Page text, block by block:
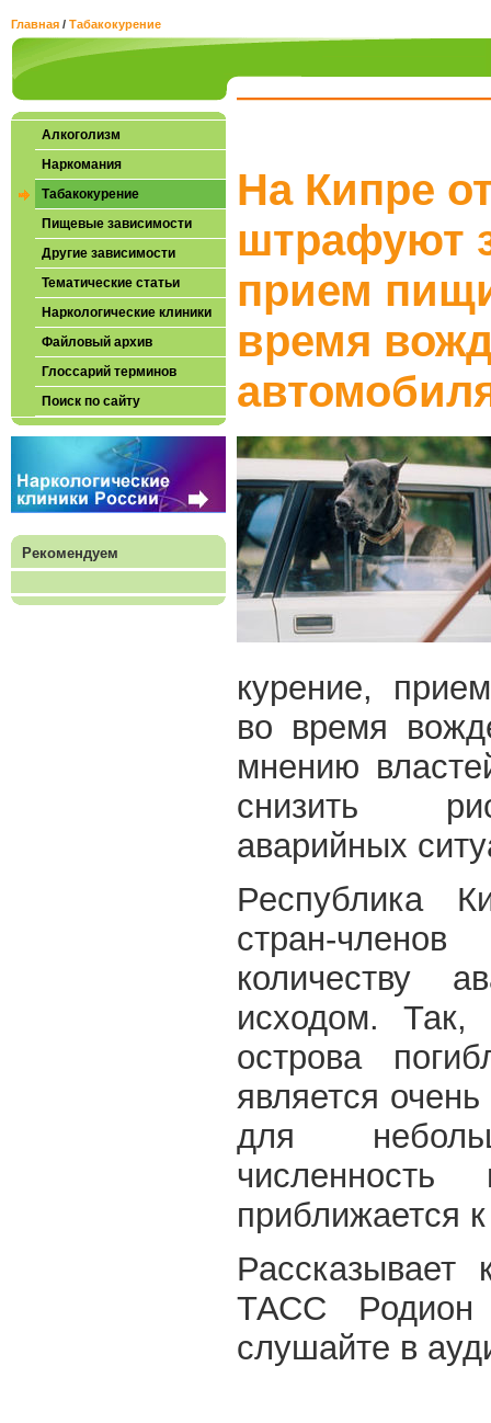
Главная / Табакокурение
Алкоголизм
Наркомания
Табакокурение
Пищевые зависимости
Другие зависимости
Тематические статьи
Наркологические клиники
Файловый архив
Глоссарий терминов
Поиск по сайту
Рекомендуем
На Кипре
штрафуют
прием
время
курение,
во время
мнению
снизить
аварийных
Республика
стран-
количеству
исходом.
острова
является
для
численность
приближается
Рассказывает
ТАСС Родион
слушайте в